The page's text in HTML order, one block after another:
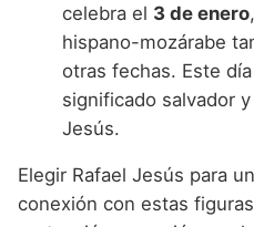
celebra el 3 de enero
hispano-mozárabe
otras fechas. Este
significado salvador
Jesús.
Elegir Rafael Jesús para
conexión con estas